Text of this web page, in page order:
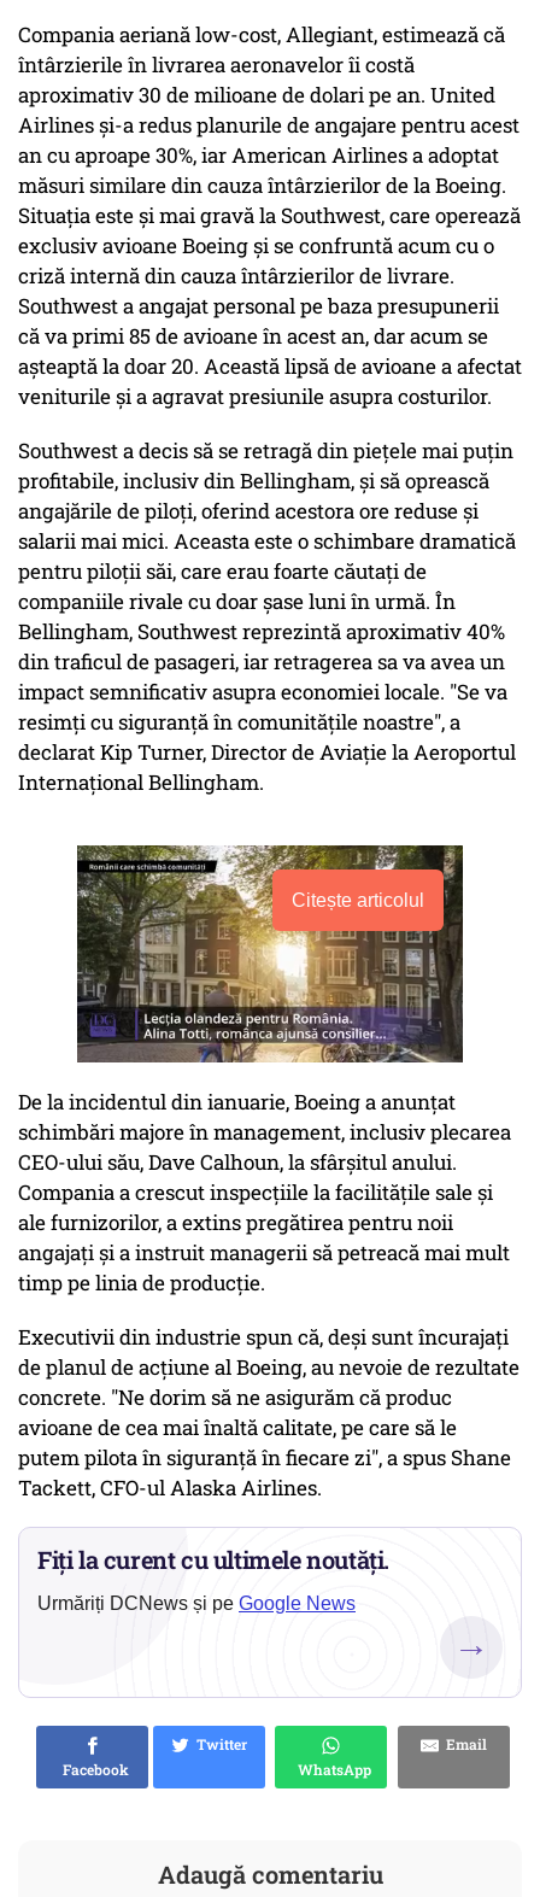
Compania aeriană low-cost, Allegiant, estimează că
întârzierile în livrarea aeronavelor îi costă
aproximativ 30 de milioane de dolari pe an. United
Airlines și-a redus planurile de angajare pentru acest
an cu aproape 30%, iar American Airlines a adoptat
măsuri similare din cauza întârzierilor de la Boeing.
Situația este și mai gravă la Southwest, care operează
exclusiv avioane Boeing și se confruntă acum cu o
criză internă din cauza întârzierilor de livrare.
Southwest a angajat personal pe baza presupunerii
că va primi 85 de avioane în acest an, dar acum se
așteaptă la doar 20. Această lipsă de avioane a afectat
veniturile și a agravat presiunile asupra costurilor.
Southwest a decis să se retragă din piețele mai puțin
profitabile, inclusiv din Bellingham, și să oprească
angajările de piloți, oferind acestora ore reduse și
salarii mai mici. Aceasta este o schimbare dramatică
pentru piloții săi, care erau foarte căutați de
companiile rivale cu doar șase luni în urmă. În
Bellingham, Southwest reprezintă aproximativ 40%
din traficul de pasageri, iar retragerea sa va avea un
impact semnificativ asupra economiei locale. "Se va
resimți cu siguranță în comunitățile noastre", a
declarat Kip Turner, Director de Aviație la Aeroportul
Internațional Bellingham.
Citește articolul
De la incidentul din ianuarie, Boeing a anunțat
schimbări majore în management, inclusiv plecarea
CEO-ului său, Dave Calhoun, la sfârșitul anului.
Compania a crescut inspecțiile la facilitățile sale și
ale furnizorilor, a extins pregătirea pentru noii
angajați și a instruit managerii să petreacă mai mult
timp pe linia de producție.
Executivii din industrie spun că, deși sunt încurajați
de planul de acțiune al Boeing, au nevoie de rezultate
concrete. "Ne dorim să ne asigurăm că produc
avioane de cea mai înaltă calitate, pe care să le
putem pilota în siguranță în fiecare zi", a spus Shane
Tackett, CFO-ul Alaska Airlines.
Fiți la curent cu ultimele noutăți.
Urmăriți DCNews și pe Google News
→
Facebook
Twitter
WhatsApp
Email
Adaugă comentariu